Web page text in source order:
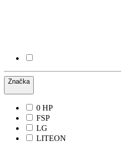
Značka
0 HP
FSP
LG
LITEON